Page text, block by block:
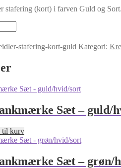
(kort) i farven Guld og
stafering-kort-guld Kategori:
Sæt – guld/
til kurv
Sæt – grøn/